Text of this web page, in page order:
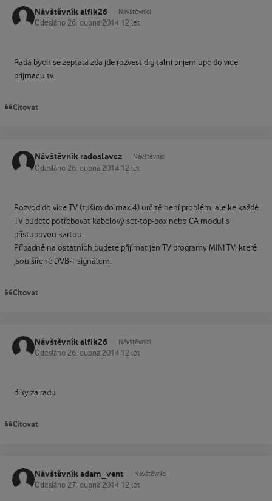
Návštěvník alfik26 Návštěvníci
Odesláno 26. dubna 2014 12 let
Rada bych se zeptala zda jde rozvest digitalni prijem upc do vice
prijmacu tv.
Citovat
Návštěvník radoslavcz Návštěvníci
Odesláno 26. dubna 2014 12 let
Rozvod do více TV (tuším do max.4) určitě není problém, ale ke každé
TV budete potřebovat kabelový set-top-box nebo CA modul s
přístupovou kartou.
Případně na ostatních budete příjímat jen TV programy MINI TV, které
jsou šířené DVB-T signálem.
Citovat
Návštěvník alfik26 Návštěvníci
Odesláno 26. dubna 2014 12 let
diky za radu
Citovat
Návštěvník adam_vent Návštěvníci
Odesláno 27. dubna 2014 12 let